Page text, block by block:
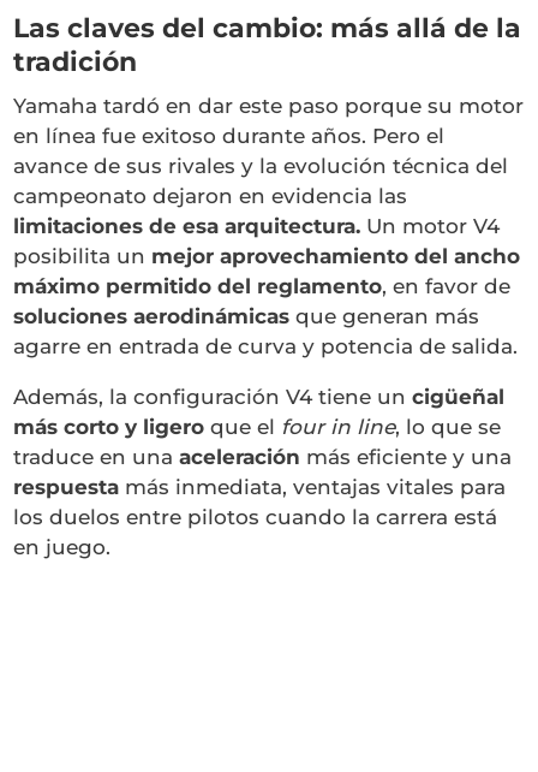
Las claves del cambio: más allá de la
tradición
Yamaha tardó en dar este paso porque su motor
en línea fue exitoso durante años. Pero el
avance de sus rivales y la evolución técnica del
campeonato dejaron en evidencia las
limitaciones de esa arquitectura. Un motor V4
posibilita un mejor aprovechamiento del ancho
máximo permitido del reglamento, en favor de
soluciones aerodinámicas que generan más
agarre en entrada de curva y potencia de salida.
Además, la configuración V4 tiene uncigüeñal
más corto y ligero que el four in line, lo que se
traduce en unaaceleración más eficiente y una
respuesta más inmediata, ventajas vitales para
los duelos entre pilotos cuando la carrera está
en juego.